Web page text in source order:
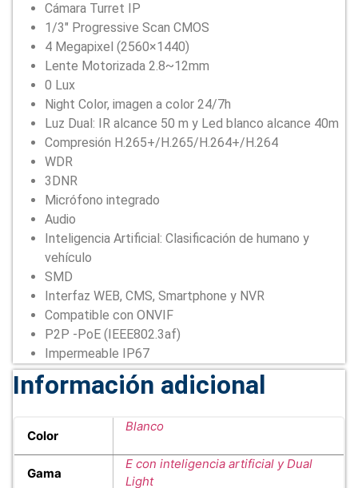
Cámara Turret IP
1/3″ Progressive Scan CMOS
4 Megapixel (2560×1440)
Lente Motorizada 2.8~12mm
0 Lux
Night Color, imagen a color 24/7h
Luz Dual: IR alcance 50 m y Led blanco alcance 40m
Compresión H.265+/H.265/H.264+/H.264
WDR
3DNR
Micrófono integrado
Audio
Inteligencia Artificial: Clasificación de humano y
vehículo
SMD
Interfaz WEB, CMS, Smartphone y NVR
Compatible con ONVIF
P2P -PoE (IEEE802.3af)
Impermeable IP67
Información adicional
Color
Blanco
Gama
E con inteligencia artificial y Dual
Light